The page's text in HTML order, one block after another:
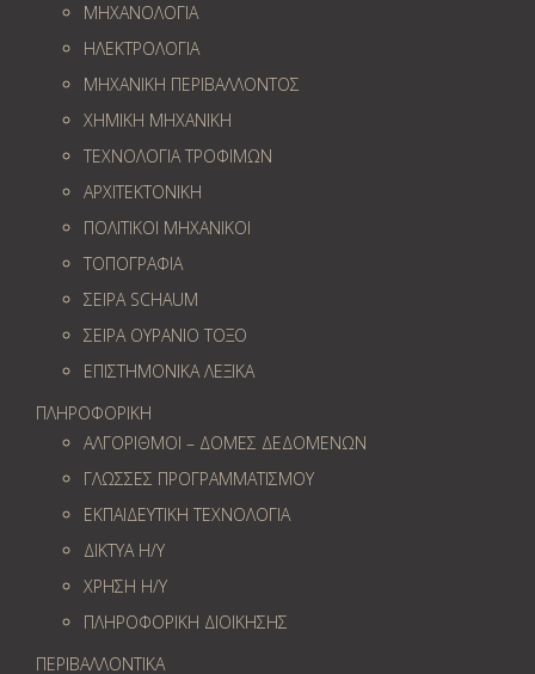
ΜΗΧΑΝΟΛΟΓΙΑ
ΗΛΕΚΤΡΟΛΟΓΙΑ
ΜΗΧΑΝΙΚΗ ΠΕΡΙΒΑΛΛΟΝΤΟΣ
ΧΗΜΙΚΗ ΜΗΧΑΝΙΚΗ
ΤΕΧΝΟΛΟΓΙΑ ΤΡΟΦΙΜΩΝ
ΑΡΧΙΤΕΚΤΟΝΙΚΗ
ΠΟΛΙΤΙΚΟΙ ΜΗΧΑΝΙΚΟΙ
ΤΟΠΟΓΡΑΦΙΑ
ΣΕΙΡΑ SCHAUM
ΣΕΙΡΑ ΟΥΡΑΝΙΟ ΤΟΞΟ
ΕΠΙΣΤΗΜΟΝΙΚΑ ΛΕΞΙΚΑ
ΠΛΗΡΟΦΟΡΙΚΗ
ΑΛΓΟΡΙΘΜΟΙ – ΔΟΜΕΣ ΔΕΔΟΜΕΝΩΝ
ΓΛΩΣΣΕΣ ΠΡΟΓΡΑΜΜΑΤΙΣΜΟΥ
ΕΚΠΑΙΔΕΥΤΙΚΗ ΤΕΧΝΟΛΟΓΙΑ
ΔΙΚΤΥΑ Η/Υ
ΧΡΗΣΗ Η/Υ
ΠΛΗΡΟΦΟΡΙΚΗ ΔΙΟΙΚΗΣΗΣ
ΠΕΡΙΒΑΛΛΟΝΤΙΚΑ